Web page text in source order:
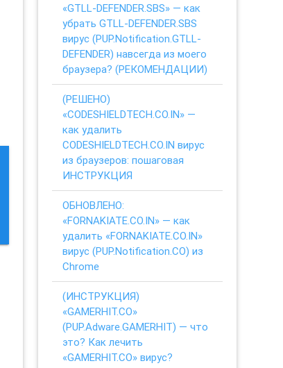
«GTLL-DEFENDER.SBS» — как
убрать GTLL-DEFENDER.SBS
вирус (PUP.Notification.GTLL-
DEFENDER) навсегда из моего
браузера? (РЕКОМЕНДАЦИИ)
(РЕШЕНО)
«CODESHIELDTECH.CO.IN» —
как удалить
CODESHIELDTECH.CO.IN вирус
из браузеров: пошаговая
ИНСТРУКЦИЯ
ОБНОВЛЕНО:
«FORNAKIATE.CO.IN» — как
удалить «FORNAKIATE.CO.IN»
вирус (PUP.Notification.CO) из
Chrome
(ИНСТРУКЦИЯ)
«GAMERHIT.CO»
(PUP.Adware.GAMERHIT) — что
это? Как лечить
«GAMERHIT.CO» вирус?